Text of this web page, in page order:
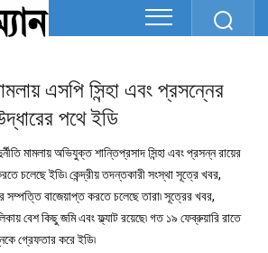
এসপি সিন্হা এবং প্রসন্নের
পথে ইডি
মামলায় অভিযুক্ত শান্তিপ্রসাদ সিন্হা এবং প্রসন্ন রায়ের
চলেছে ইডি৷ কেন্দ্রীয় তদন্তকারী সংস্থা সূত্রে খবর,
সম্পত্তি বাজেয়াপ্ত করতে চলেছে তারা৷ সূত্রের খবর,
বেশ কিছু জমি এবং ফ্ল্যাট রয়েছে৷ গত ১৯ ফেব্রুয়ারি রাতে
গ্রেফতার করে ইডি৷